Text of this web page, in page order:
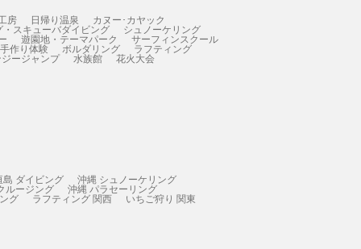
房 日帰り温泉 カヌー･カヤック
・スキューバダイビング シュノーケリング
遊園地・テーマパーク サーフィンスクール
作り体験 ボルダリング ラフティング
ージャンプ 水族館 花火大会
島 ダイビング 沖縄 シュノーケリング
ルージング 沖縄 パラセーリング
グ ラフティング 関西 いちご狩り 関東